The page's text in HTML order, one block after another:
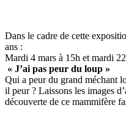
Dans le cadre de cette
ans :
Mardi 4 mars à 15h et mardi
« J’ai pas peur du loup »
Qui a peur du grand méchant
il peur ? Laissons les images
découverte de ce mammifère